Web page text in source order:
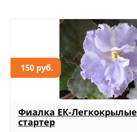
150 руб.
Фиалка ЕК-
стартер